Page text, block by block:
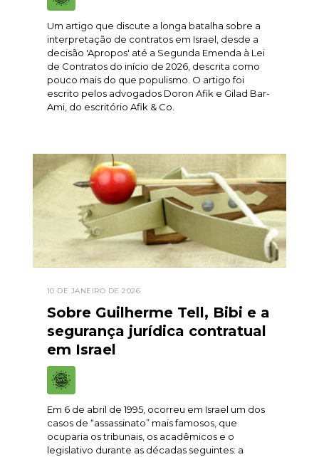
Um artigo que discute a longa batalha sobre a
interpretação de contratos em Israel, desde a
decisão 'Apropos' até a Segunda Emenda à Lei
de Contratos do início de 2026, descrita como
pouco mais do que populismo. O artigo foi
escrito pelos advogados Doron Afik e Gilad Bar-
Ami, do escritório Afik & Co.
10 DE JANEIRO DE 2026
Sobre Guilherme Tell, Bibi e a
segurança jurídica contratual
em Israel
Em 6 de abril de 1995, ocorreu em Israel um dos
casos de “assassinato” mais famosos, que
ocuparia os tribunais, os acadêmicos e o
legislativo durante as décadas seguintes: a